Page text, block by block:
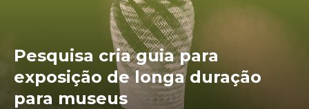
Pesquisa cria guia para
exposição de longa duração
para museus